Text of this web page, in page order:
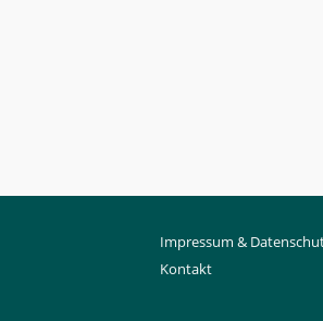
Impressum &
Kontakt